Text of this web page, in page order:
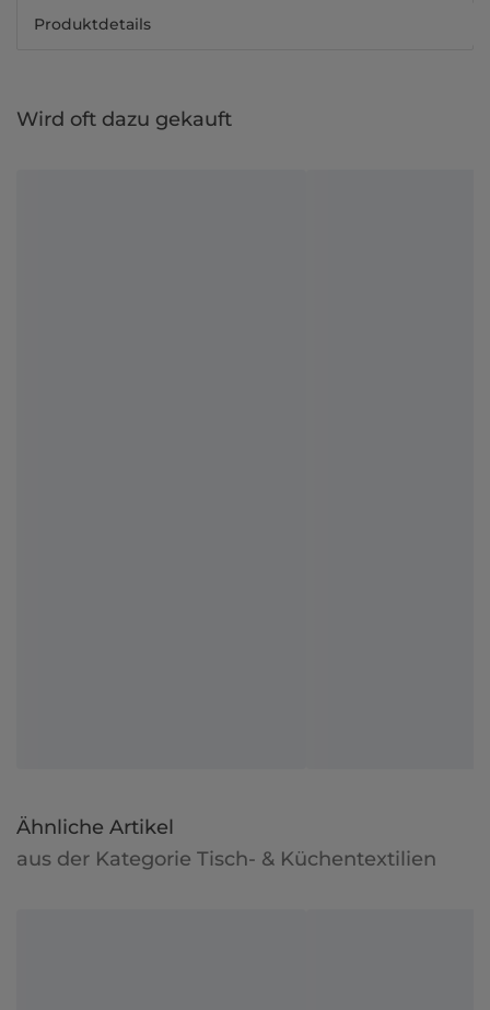
Produktdetails
Wird oft dazu gekauft
Ähnliche Artikel
aus der Kategorie Tisch- & Küchentextilien